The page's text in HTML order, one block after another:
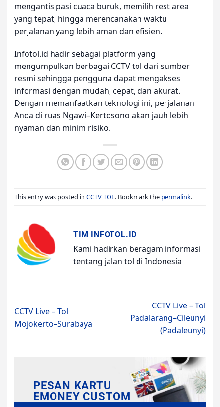
mengantisipasi cuaca buruk, memilih rest area
yang tepat, hingga merencanakan waktu
perjalanan yang lebih aman dan efisien.
Infotol.id hadir sebagai platform yang
mengumpulkan berbagai CCTV tol dari sumber
resmi sehingga pengguna dapat mengakses
informasi dengan mudah, cepat, dan akurat.
Dengan memanfaatkan teknologi ini, perjalanan
Anda di ruas Ngawi–Kertosono akan jauh lebih
nyaman dan minim risiko.
This entry was posted in CCTV TOL. Bookmark the permalink.
TIM INFOTOL.ID
Kami hadirkan beragam informasi
tentang jalan tol di Indonesia
CCTV Live – Tol
Mojokerto–Surabaya
CCTV Live – Tol
Padalarang–Cileunyi
(Padaleunyi)
PESAN KARTU
EMONEY CUSTOM